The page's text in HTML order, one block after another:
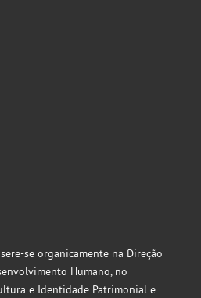
se organicamente na Direção
Humano, no
e Identidade Patrimonial e